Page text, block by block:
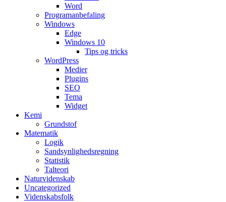
Word
Programanbefaling
Windows
Edge
Windows 10
Tips og tricks
WordPress
Medier
Plugins
SEO
Tema
Widget
Kemi
Grundstof
Matematik
Logik
Sandsynlighedsregning
Statistik
Talteori
Naturvidenskab
Uncategorized
Videnskabsfolk